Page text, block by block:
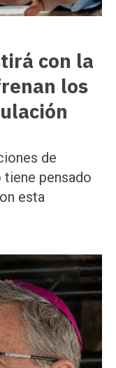
con la
los
de
pensado
esta